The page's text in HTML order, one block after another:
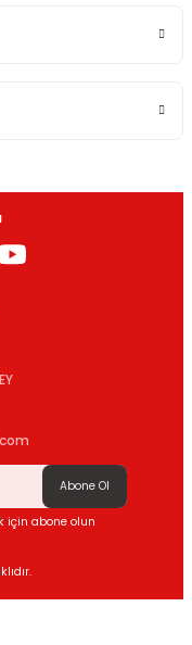
Abone Ol
için abone olun